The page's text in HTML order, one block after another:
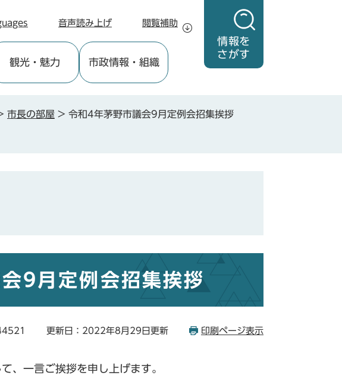
情報を
さがす
音声読み上げ 閲覧補助
観光・魅力 市政情報 ・組織
市長の部屋 > 令和4年茅野市議会9月定例会招集挨拶
9月定例会招集挨拶
更新日：2022年8月29日更新 印刷ページ表示
、一言ご挨拶を申し上げます。